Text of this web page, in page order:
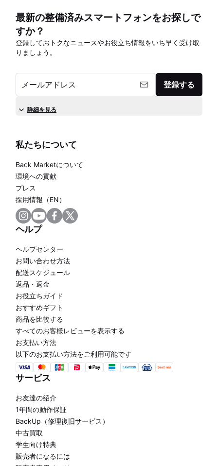
最新の整備済みスマートフォンをお探しで
すか？
登録しておトクなニュースやお役立ち情報をいち早く受け取
りましょう。
メールアドレス 登録する
詳細を見る
私たちについて
Back Marketについて
環境への貢献
プレス
採用情報（EN）
ヘルプ
ヘルプセンター
お問い合わせ方法
配送スケジュール
返品・返金
お役立ちガイド
おすすめギフト
商品を比較する
すべてのお客様レビューを表示する
お支払い方法
以下のお支払い方法をご利用可能です
サービス
お友達の紹介
1年間の動作保証
BackUp（修理復旧サービス）
中古買取
学生向け特典
販売者になるには